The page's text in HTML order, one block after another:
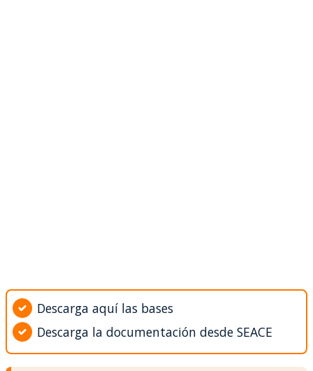
Descarga aquí las bases
Descarga la documentación desde SEACE